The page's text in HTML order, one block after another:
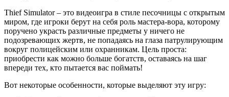
Thief Simulator – это видеоигра в стиле песочницы с открытым
миром, где игроки берут на себя роль мастера-вора, которому
поручено украсть различные предметы у ничего не
подозревающих жертв, не попадаясь на глаза патрулирующим
вокруг полицейским или охранникам. Цель проста:
приобрести как можно больше богатств, оставаясь на шаг
впереди тех, кто пытается вас поймать!
Вот некоторые особенности, которые выделяют эту игру: